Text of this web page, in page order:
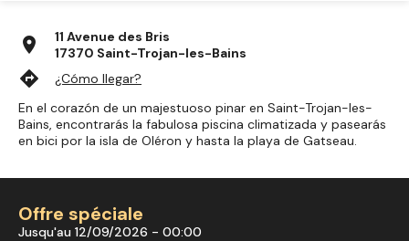
location_on
11 Avenue des Bris
17370 Saint-Trojan-les-Bains
directions
¿Cómo llegar?
En el corazón de un majestuoso pinar en Saint-Trojan-les-
Bains, encontrarás la fabulosa piscina climatizada y pasearás
en bici por la isla de Oléron y hasta la playa de Gatseau.
Offre spéciale
Jusqu'au 12/09/2026 - 00:00